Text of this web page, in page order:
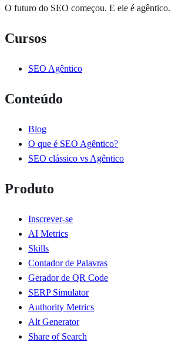
O futuro do SEO começou. E ele é agêntico.
Cursos
SEO Agêntico
Conteúdo
Blog
O que é SEO Agêntico?
SEO clássico vs Agêntico
Produto
Inscrever-se
AI Metrics
Skills
Contador de Palavras
Gerador de QR Code
SERP Simulator
Authority Metrics
Alt Generator
Share of Search